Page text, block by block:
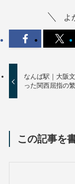
よ
なんば駅｜大阪
った関西屈指の
この記事を